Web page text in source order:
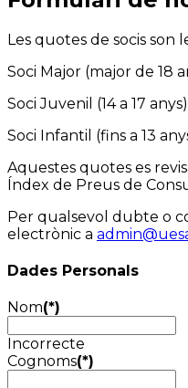
Les quotes de socis son
Soci Major (major de 18
Soci Juvenil (14 a 17 anys)
Soci Infantil (fins a 13
Aquestes quotes es
Índex de Preus de
Per qualsevol dubte o
electrònic a
Dades Personals
Nom(*)
Incorrecte
Cognoms(*)